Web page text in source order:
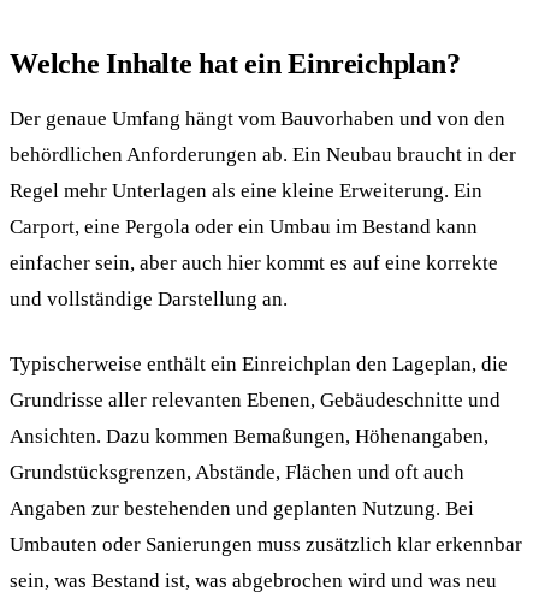
Welche Inhalte hat ein Einreichplan?
Der genaue Umfang hängt vom Bauvorhaben und von den
behördlichen Anforderungen ab. Ein Neubau braucht in der
Regel mehr Unterlagen als eine kleine Erweiterung. Ein
Carport, eine Pergola oder ein Umbau im Bestand kann
einfacher sein, aber auch hier kommt es auf eine korrekte
und vollständige Darstellung an.
Typischerweise enthält ein Einreichplan den Lageplan, die
Grundrisse aller relevanten Ebenen, Gebäudeschnitte und
Ansichten. Dazu kommen Bemaßungen, Höhenangaben,
Grundstücksgrenzen, Abstände, Flächen und oft auch
Angaben zur bestehenden und geplanten Nutzung. Bei
Umbauten oder Sanierungen muss zusätzlich klar erkennbar
sein, was Bestand ist, was abgebrochen wird und was neu